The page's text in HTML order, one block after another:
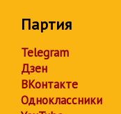
Партия
Telegram
Дзен
ВКонтакте
Одноклассники